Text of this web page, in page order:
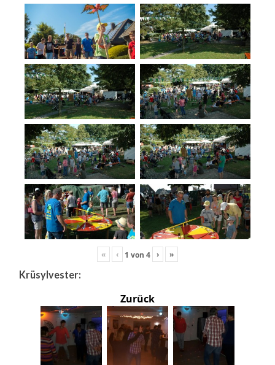
« ‹ 1 von 4 › »
Krüsylvester:
Zurück